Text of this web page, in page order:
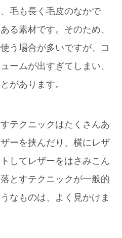
毛も長く毛皮のなかで
る素材です。そのため、
う場合が多いですが、コ
ームが出すぎてしまい、
があります。
テクニックはたくさんあ
ーを挟んだり、横にレザ
してレザーをはさみこん
とすテクニックが一般的
なものは、よく見かけま